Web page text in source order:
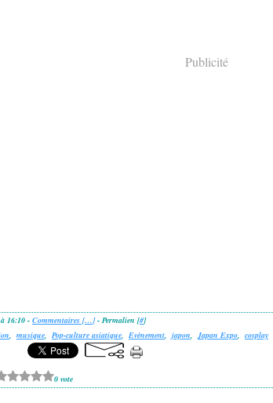
Publicité
16:10 - Commentaires […]- Permalien [#]
, musique, Pop-culture asiatique, Evènement, japon,Japan Expo, cosplay
0 vote